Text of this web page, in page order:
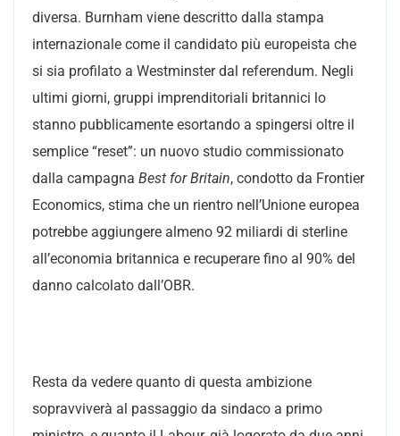
diversa. Burnham viene descritto dalla stampa
internazionale come il candidato più europeista che
si sia profilato a Westminster dal referendum. Negli
ultimi giorni, gruppi imprenditoriali britannici lo
stanno pubblicamente esortando a spingersi oltre il
semplice “reset”: un nuovo studio commissionato
dalla campagna Best for Britain, condotto da Frontier
Economics, stima che un rientro nell’Unione europea
potrebbe aggiungere almeno 92 miliardi di sterline
all’economia britannica e recuperare fino al 90% del
danno calcolato dall’OBR.
Resta da vedere quanto di questa ambizione
sopravviverà al passaggio da sindaco a primo